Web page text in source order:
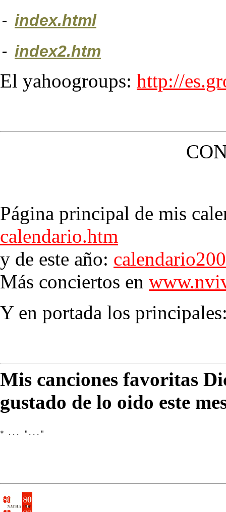
- index.html
- index2.htm
El yahoogroups: http://
Página principal de mis
calendario.htm
y de este año:
Más conciertos en
Y en portada los
Mis canciones favoritas
gustado de lo oido este
* ... "..."